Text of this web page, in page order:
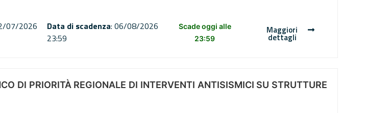
07/2026
Data di scadenza: 06/08/2026
23:59
Scade oggi alle
23:59
Maggiori
dettagli
DI PRIORITÀ REGIONALE DI INTERVENTI ANTISISMICI SU STRUTTURE